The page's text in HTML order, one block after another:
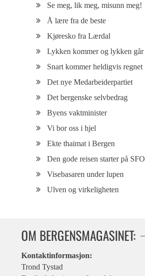
Se meg, lik meg, misunn meg!
Å lære fra de beste
Kjøresko fra Lærdal
Lykken kommer og lykken går
Snart kommer heldigvis regnet
Det nye Medarbeiderpartiet
Det bergenske selvbedrag
Byens vaktminister
Vi bor oss i hjel
Ekte thaimat i Bergen
Den gode reisen starter på SFO
Visebasaren under lupen
Ulven og virkeligheten
OM BERGENSMAGASINET:
Kontaktinformasjon:
Trond Tystad